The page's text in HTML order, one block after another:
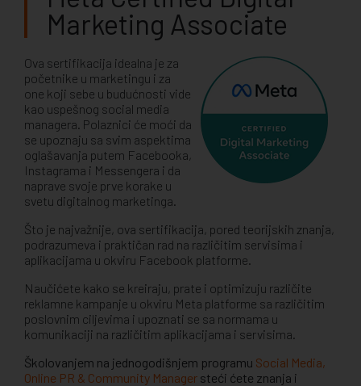
Marketing Associate
Ova sertifikacija idealna je za
početnike u marketingu i za
one koji sebe u budućnosti vide
kao uspešnog social media
managera. Polaznici će moći da
se upoznaju sa svim aspektima
oglašavanja putem Facebooka,
Instagrama i Messengera i da
naprave svoje prve korake u
svetu digitalnog marketinga.
Što je najvažnije, ova sertifikacija, pored teorijskih znanja,
podrazumeva i praktičan rad na različitim servisima i
aplikacijama u okviru Facebook platforme.
Naučićete kako se kreiraju, prate i optimizuju različite
reklamne kampanje u okviru Meta platforme sa različitim
poslovnim ciljevima i upoznati se sa normama u
komunikaciji na različitim aplikacijama i servisima.
Školovanjem na jednogodišnjem programu Social Media,
Online PR & Community Manager steći ćete znanja i